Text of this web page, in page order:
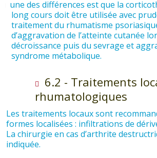
une des différences est que la
long cours doit être utilisée avec
traitement du rhumatisme
d’aggravation de l’atteinte cutanée
décroissance puis du sevrage et
syndrome métabolique.
6.2 - Traitements
rhumatologiques
Les traitements locaux sont
formes localisées : infiltrations de
La chirurgie en cas d’arthrite
indiquée.